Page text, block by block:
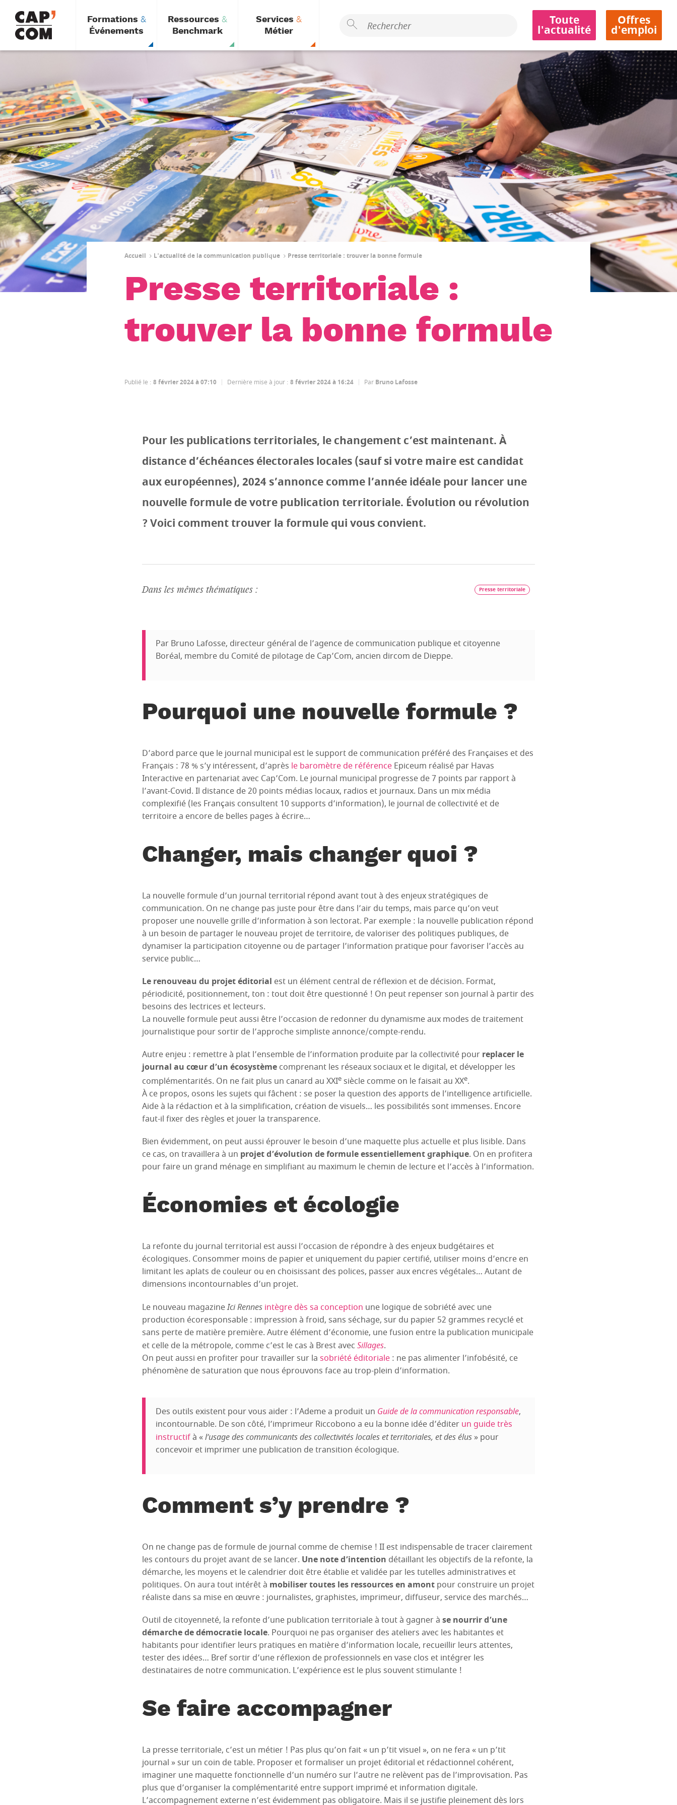
contenu
principal
Formations &
Événements
Ressources &
Benchmark
Services &
Métier
Toute
l'actualité
Offres
d'emploi
Accueil L'actualité de la communication publique Presse territoriale : trouver la bonne formule
Presse territoriale :
trouver la bonne formule
Publié le : 8 février 2024 à 07:10 Dernière mise à jour : 8 février 2024 à 16:24 Par Bruno Lafosse
Pour les publications territoriales, le changement c’est maintenant. À
distance d’échéances électorales locales (sauf si votre maire est candidat
aux européennes), 2024 s’annonce comme l’année idéale pour lancer une
nouvelle formule de votre publication territoriale. Évolution ou révolution
? Voici comment trouver la formule qui vous convient.
Dans les mêmes thématiques : Presse territoriale
Par Bruno Lafosse, directeur général de l’agence de communication publique et citoyenne
Boréal, membre du Comité de pilotage de Cap’Com, ancien dircom de Dieppe.
Pourquoi une nouvelle formule ?
D’abord parce que le journal municipal est le support de communication préféré des Françaises et des
Français : 78 % s’y intéressent, d’après le baromètre de référence Epiceum réalisé par Havas
Interactive en partenariat avec Cap’Com. Le journal municipal progresse de 7 points par rapport à
l’avant-Covid. Il distance de 20 points médias locaux, radios et journaux. Dans un mix média
complexifié (les Français consultent 10 supports d’information), le journal de collectivité et de
territoire a encore de belles pages à écrire…
Changer, mais changer quoi ?
La nouvelle formule d’un journal territorial répond avant tout à des enjeux stratégiques de
communication. On ne change pas juste pour être dans l’air du temps, mais parce qu’on veut
proposer une nouvelle grille d’information à son lectorat. Par exemple : la nouvelle publication répond
à un besoin de partager le nouveau projet de territoire, de valoriser des politiques publiques, de
dynamiser la participation citoyenne ou de partager l’information pratique pour favoriser l’accès au
service public…
Le renouveau du projet éditorial est un élément central de réflexion et de décision. Format,
périodicité, positionnement, ton : tout doit être questionné ! On peut repenser son journal à partir des
besoins des lectrices et lecteurs.
La nouvelle formule peut aussi être l’occasion de redonner du dynamisme aux modes de traitement
journalistique pour sortir de l’approche simpliste annonce/compte-rendu.
Autre enjeu : remettre à plat l’ensemble de l’information produite par la collectivité pour replacer le
journal au cœur d’un écosystème comprenant les réseaux sociaux et le digital, et développer les
complémentarités. On ne fait plus un canard au XXIe siècle comme on le faisait au XXe.
À ce propos, osons les sujets qui fâchent : se poser la question des apports de l’intelligence artificielle.
Aide à la rédaction et à la simplification, création de visuels… les possibilités sont immenses. Encore
faut-il fixer des règles et jouer la transparence.
Bien évidemment, on peut aussi éprouver le besoin d’une maquette plus actuelle et plus lisible. Dans
ce cas, on travaillera à un projet d’évolution de formule essentiellement graphique. On en profitera
pour faire un grand ménage en simplifiant au maximum le chemin de lecture et l’accès à l’information.
Économies et écologie
La refonte du journal territorial est aussi l’occasion de répondre à des enjeux budgétaires et
écologiques. Consommer moins de papier et uniquement du papier certifié, utiliser moins d’encre en
limitant les aplats de couleur ou en choisissant des polices, passer aux encres végétales… Autant de
dimensions incontournables d’un projet.
Le nouveau magazineIci Rennes intègre dès sa conception une logique de sobriété avec une
production écoresponsable : impression à froid, sans séchage, sur du papier 52 grammes recyclé et
sans perte de matière première. Autre élément d’économie, une fusion entre la publication municipale
et celle de la métropole, comme c’est le cas à Brest avec Sillages.
On peut aussi en profiter pour travailler sur la sobriété éditoriale : ne pas alimenter l’infobésité, ce
phénomène de saturation que nous éprouvons face au trop-plein d’information.
Des outils existent pour vous aider : l’Ademe a produit un Guide de la communication responsable,
incontournable. De son côté, l’imprimeur Riccobono a eu la bonne idée d’éditer un guide très
instructifà «l’usage des communicants des collectivités locales et territoriales, et des élus » pour
concevoir et imprimer une publication de transition écologique.
Comment s’y prendre ?
On ne change pas de formule de journal comme de chemise ! II est indispensable de tracer clairement
les contours du projet avant de se lancer. Une note d’intention détaillant les objectifs de la refonte, la
démarche, les moyens et le calendrier doit être établie et validée par les tutelles administratives et
politiques. On aura tout intérêt à mobiliser toutes les ressources en amont pour construire un projet
réaliste dans sa mise en œuvre : journalistes, graphistes, imprimeur, diffuseur, service des marchés…
Outil de citoyenneté, la refonte d’une publication territoriale à tout à gagner à se nourrir d’une
démarche de démocratie locale. Pourquoi ne pas organiser des ateliers avec les habitantes et
habitants pour identifier leurs pratiques en matière d’information locale, recueillir leurs attentes,
tester des idées… Bref sortir d’une réflexion de professionnels en vase clos et intégrer les
destinataires de notre communication. L’expérience est le plus souvent stimulante !
Se faire accompagner
La presse territoriale, c’est un métier ! Pas plus qu’on fait « un p’tit visuel », on ne fera « un p’tit
journal » sur un coin de table. Proposer et formaliser un projet éditorial et rédactionnel cohérent,
imaginer une maquette fonctionnelle d’un numéro sur l’autre ne relèvent pas de l’improvisation. Pas
plus que d’organiser la complémentarité entre support imprimé et information digitale.
L’accompagnement externe n’est évidemment pas obligatoire. Mais il se justifie pleinement dès lors